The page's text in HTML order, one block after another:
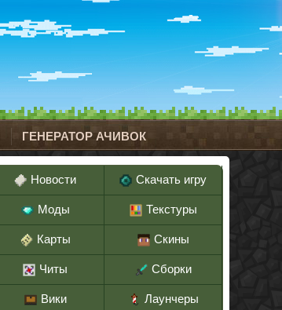
ГЕНЕРАТОР АЧИВОК
Новости Скачать игру
Моды Текстуры
Карты Скины
Читы Сборки
Вики Лаунчеры